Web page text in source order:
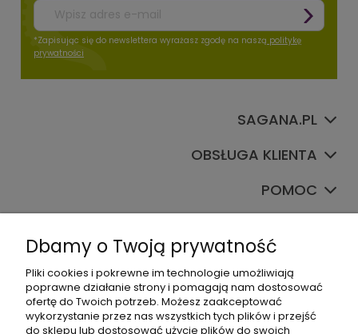
*Zapisując się do newslettera wyrażasz zgodę na naszą politykę
prywatności
SAGANA.PL
OBSŁUGA KLIENTA
POMOC
Dbamy o Twoją prywatność
Pliki cookies i pokrewne im technologie umożliwiają
poprawne działanie strony i pomagają nam dostosować
ofertę do Twoich potrzeb. Możesz zaakceptować
wykorzystanie przez nas wszystkich tych plików i przejść
do sklepu lub dostosować użycie plików do swoich